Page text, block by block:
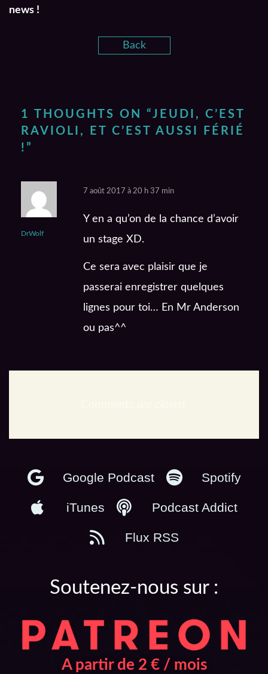
news !
Back
1 THOUGHTS ON “JEUDI, C’EST
RAVIOLI, ET C’EST AUSSI FÉRIÉ
! ”
DrWolf
7 août 2017 à 20 h 37 min
Y en a qu’on de la chance d’avoir
un stage XD.
Ce sera avec plaisir que je
passerai enregistrer quelques
lignes pour toi… En Mr Anderson
ou pas^^
Google Podcast Spotify
iTunes Podcast Addict
Flux RSS
Soutenez-nous sur :
A partir de 2 € / mois